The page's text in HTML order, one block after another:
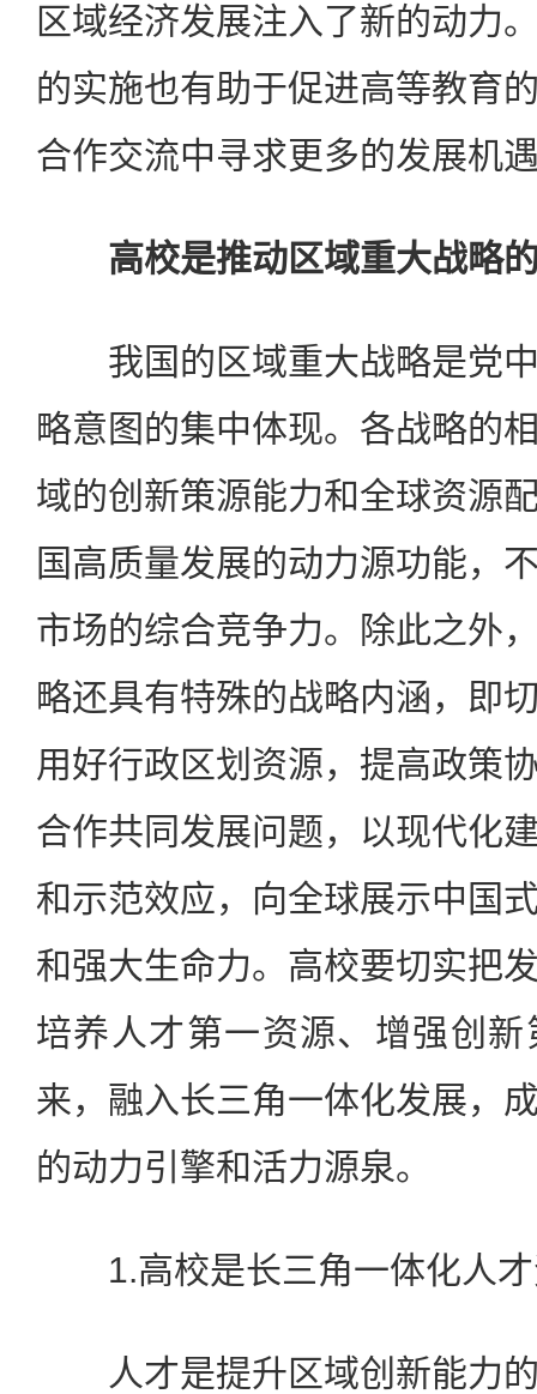
区域经济发展注入了新的动力
的实施也有助于促进高等教育
合作交流中寻求更多的发展机
高校是推动区域重大战略
我国的区域重大战略是党中
略意图的集中体现。各战略的
域的创新策源能力和全球资源
国高质量发展的动力源功能，
市场的综合竞争力。除此之外
略还具有特殊的战略内涵，即
用好行政区划资源，提高政策
合作共同发展问题，以现代化
和示范效应，向全球展示中国
和强大生命力。高校要切实把
培养人才第一资源、增强创
来，融入长三角一体化发展，
的动力引擎和活力源泉。
1.高校是长三角一体化人才
人才是提升区域创新能力的